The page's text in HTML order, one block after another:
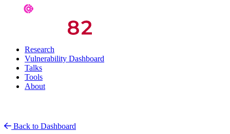
Research
Vulnerability Dashboard
Talks
Tools
About
Back to Dashboard